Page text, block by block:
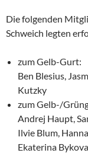
Die folgenden
Schweich legten
zum Gelb-Gurt:
Ben Blesius,
Kutzky
zum Gelb-/
Andrej Haupt,
Ilvie Blum,
Ekaterina Bykova